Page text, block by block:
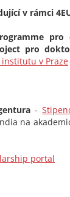
v rámci
pro
pro
v Praze
-
na
portal